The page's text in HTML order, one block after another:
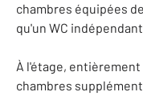
chambres équipées
qu'un WC
À l'étage,
chambres